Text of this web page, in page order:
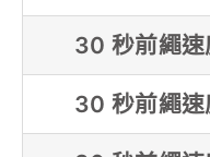
30 秒前繩
30 秒前繩